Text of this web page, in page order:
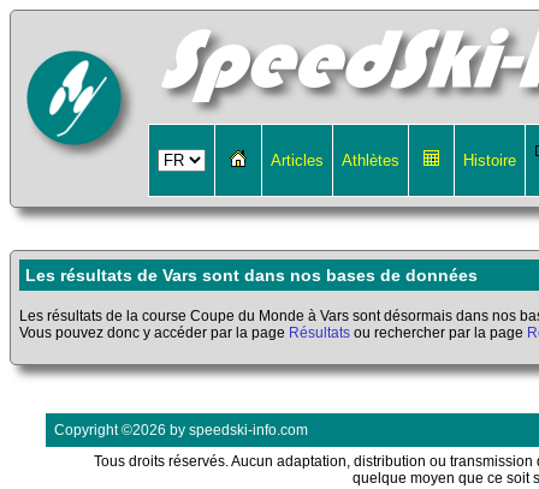
Articles Athlètes Histoire
Les résultats de Vars sont dans nos bases de données
Les résultats de la course Coupe du Monde à Vars sont désormais dans nos
Vous pouvez donc y accéder par la page Résultats ou rechercher par la page
Copyright ©2026 by speedski-info.com
Tous droits réservés. Aucun adaptation, distribution ou
quelque moyen que ce soit